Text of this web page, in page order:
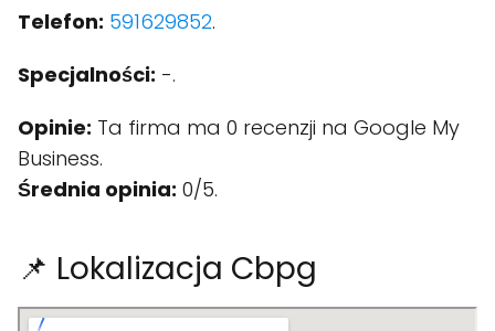
Telefon: 591629852.
Specjalności: -.
Opinie: Ta firma ma 0 recenzji na Google My
Business.
Średnia opinia: 0/5.
📌 Lokalizacja Cbpg